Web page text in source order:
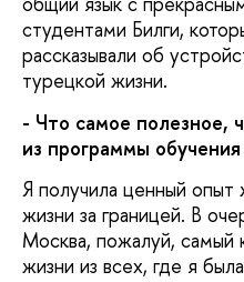
студентами Билги,
рассказывали об
турецкой жизни.
- Что самое полезное,
из программы
Я получила ценный опыт
жизни за границей. В
Москва, пожалуй,
жизни из всех, где я